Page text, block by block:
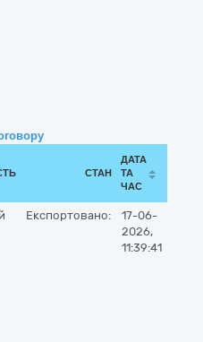
СТАН
ДАТА
ТА
ЧАС
Експортовано:
17-06-
2026,
11:39:41